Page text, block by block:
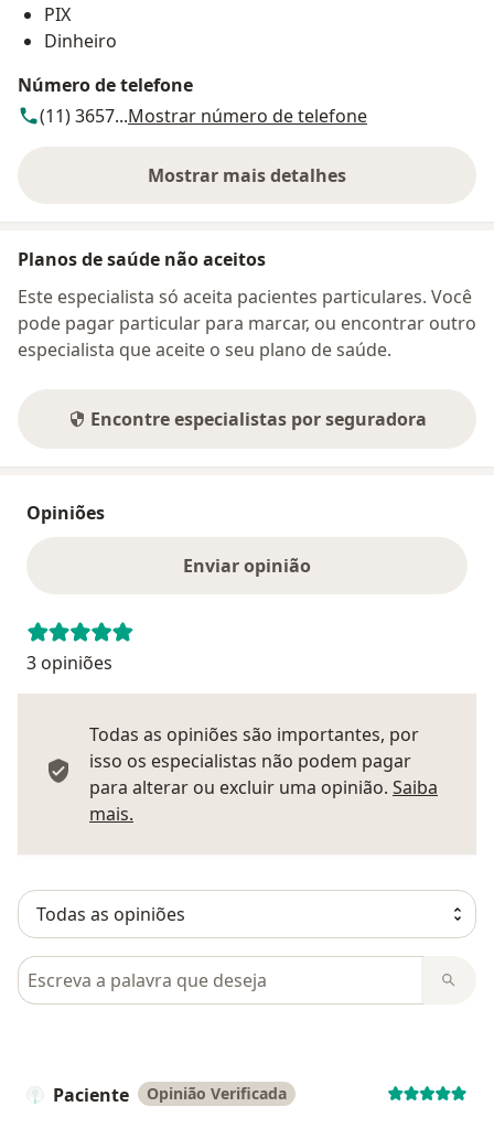
PIX
Dinheiro
Número de telefone
(11) 3657...Mostrar número de telefone
Mostrar mais detalhes
sobre o endereço
Planos de saúde não aceitos
Este especialista só aceita pacientes particulares. Você
pode pagar particular para marcar, ou encontrar outro
especialista que aceite o seu plano de saúde.
Encontre especialistas por seguradora
Opiniões
Enviar opinião
3 opiniões
Todas as opiniões são importantes, por
isso os especialistas não podem pagar
para alterar ou excluir uma opinião. Saiba
mais.
Pesquisar em opiniões
Paciente Opinião Verificada